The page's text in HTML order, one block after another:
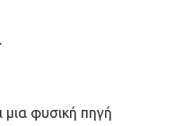
μια φυσική πηγή